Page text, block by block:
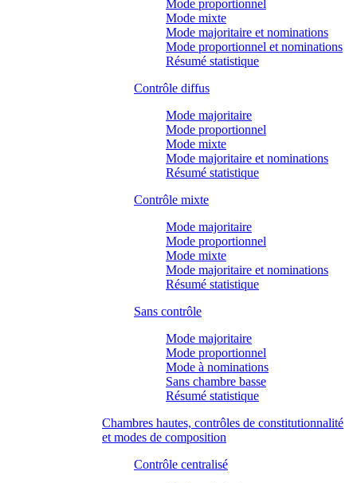
Mode proportionnel
Mode mixte
Mode majoritaire et nominations
Mode proportionnel et nominations
Résumé statistique
Contrôle diffus
Mode majoritaire
Mode proportionnel
Mode mixte
Mode majoritaire et nominations
Résumé statistique
Contrôle mixte
Mode majoritaire
Mode proportionnel
Mode mixte
Mode majoritaire et nominations
Résumé statistique
Sans contrôle
Mode majoritaire
Mode proportionnel
Mode à nominations
Sans chambre basse
Résumé statistique
Chambres hautes, contrôles de constitutionnalité
et modes de composition
Contrôle centralisé